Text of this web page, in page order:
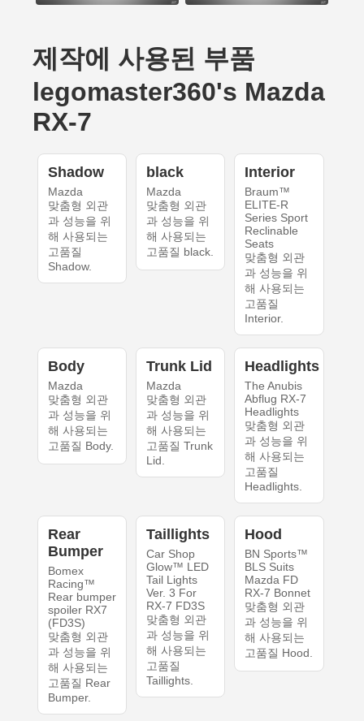
제작에 사용된 부품
legomaster360's Mazda
RX-7
Shadow
Mazda
맞춤형 외관
과 성능을 위
해 사용되는
고품질
Shadow.
black
Mazda
맞춤형 외관
과 성능을 위
해 사용되는
고품질 black.
Interior
Braum™
ELITE-R
Series Sport
Reclinable
Seats
맞춤형 외관
과 성능을 위
해 사용되는
고품질
Interior.
Body
Mazda
맞춤형 외관
과 성능을 위
해 사용되는
고품질 Body.
Trunk Lid
Mazda
맞춤형 외관
과 성능을 위
해 사용되는
고품질 Trunk
Lid.
Headlights
The Anubis
Abflug RX-7
Headlights
맞춤형 외관
과 성능을 위
해 사용되는
고품질
Headlights.
Rear
Bumper
Bomex
Racing™
Rear bumper
spoiler RX7
(FD3S)
맞춤형 외관
과 성능을 위
해 사용되는
고품질 Rear
Bumper.
Taillights
Car Shop
Glow™ LED
Tail Lights
Ver. 3 For
RX-7 FD3S
맞춤형 외관
과 성능을 위
해 사용되는
고품질
Taillights.
Hood
BN Sports™
BLS Suits
Mazda FD
RX-7 Bonnet
맞춤형 외관
과 성능을 위
해 사용되는
고품질 Hood.